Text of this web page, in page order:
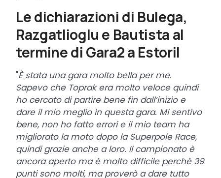
Le dichiarazioni di Bulega,
Razgatlioglu e Bautista al
termine di Gara2 a Estoril
"È stata una gara molto bella per me.
Sapevo che Toprak era molto veloce quindi
ho cercato di partire bene fin dall’inizio e
dare il mio meglio in questa gara. Mi sentivo
bene, non ho fatto errori e il mio team ha
migliorato la moto dopo la Superpole Race,
quindi grazie anche a loro. Il campionato è
ancora aperto ma è molto difficile perchè 39
punti sono molti, ma proverò a dare tutto